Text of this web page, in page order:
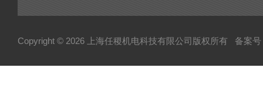
Copyright © 2026 上海任稷机电科技有限公司版权所有 备案号